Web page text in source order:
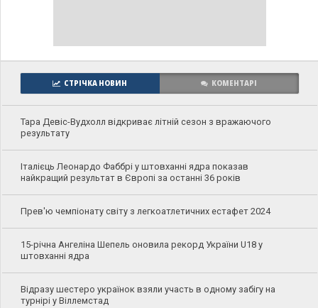
СТРІЧКА НОВИН КОМЕНТАРІ
Тара Девіс-Вудхолл відкриває літній сезон з вражаючого
результату
Італієць Леонардо Фаббрі у штовханні ядра показав
найкращий результат в Європі за останні 36 років
Прев'ю чемпіонату світу з легкоатлетичних естафет 2024
15-річна Ангеліна Шепель оновила рекорд України U18 у
штовханні ядра
Відразу шестеро українок взяли участь в одному забігу на
турнірі у Віллемстад